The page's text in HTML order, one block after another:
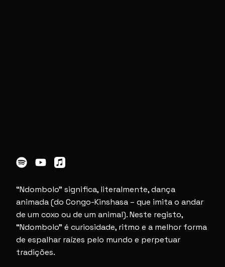
“Ndombolo” significa, literalmente, dança
animada (do Congo-Kinshasa – que imita o andar
de um coxo ou de um animal). Neste registo,
“Ndombolo” é curiosidade, ritmo e a melhor forma
de espalhar raízes pelo mundo e perpetuar
tradições.